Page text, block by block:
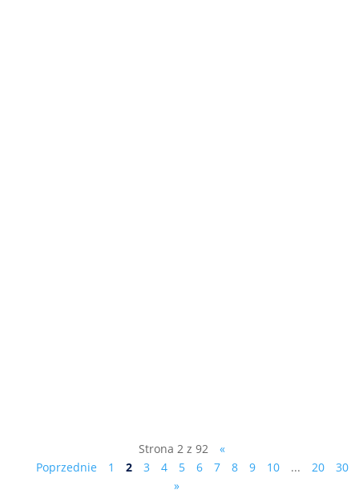
Strona 2 z 92
«
Poprzednie
1 2 3 4 5 6 7 8 9 10 ... 20
30
»